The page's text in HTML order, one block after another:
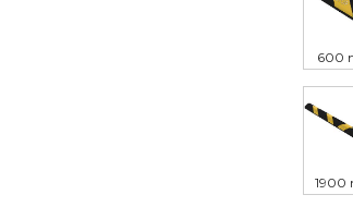
600
1900